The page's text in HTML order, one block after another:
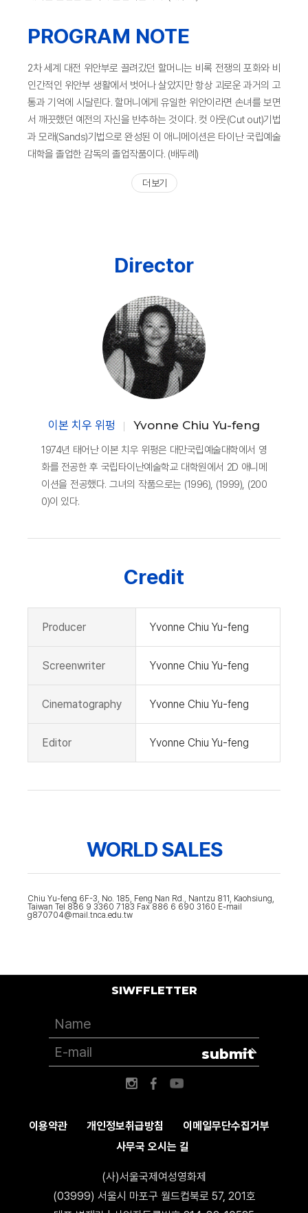
PROGRAM NOTE
2차 세계 대전 위안부로 끌려갔던 할머니는 비록 전쟁의 포화와 비
인간적인 위안부 생활에서 벗어나 살았지만 항상 괴로운 과거의 고
통과 기억에 시달린다. 할머니에게 유일한 위안이라면 손녀를 보면
서 깨끗했던 예전의 자신을 반추하는 것이다. 컷 아웃(Cut out)기법
과 모래(Sands)기법으로 완성된 이 애니메이션은 타이난 국립예술
대학을 졸업한 감독의 졸업작품이다. (배두례)
더 보기
Director
이본 치우 위펑 Yvonne Chiu Yu-feng
1974년 태어난 이본 치우 위펑은 대만국립예술대학에서 영
화를 전공한 후 국립타이난예술학교 대학원에서 2D 애니메
이션을 전공했다. 그녀의 작품으로는 (1996), (1999), (200
0)이 있다.
Credit
Producer Yvonne Chiu Yu-feng
Screenwriter Yvonne Chiu Yu-feng
Cinematography Yvonne Chiu Yu-feng
Editor Yvonne Chiu Yu-feng
WORLD SALES
Chiu Yu-feng 6F-3, No. 185, Feng Nan Rd., Nantzu 811, Kaohsiung,
Taiwan Tel 886 9 3360 7183 Fax 886 6 690 3160 E-mail
g870704@mail.tnca.edu.tw
이용약관 개인정보취급방침
이메일무단수집거부
사무국 오시는 길
(사)서울국제여성영화제
(03999) 서울시 마포구 월드컵북로 57, 201호
SIWFFLETTER
submit